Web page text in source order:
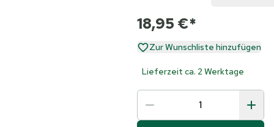
18,95 €*
Zur Wunschliste hinzufügen
Lieferzeit ca. 2 Werktage